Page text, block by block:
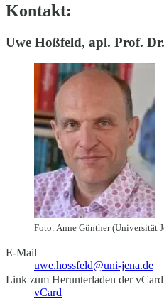
Kontakt:
Uwe Hoßfeld, apl. Prof. Dr.
Foto: Anne Günther (Universität
E-Mail
uwe.hossfeld@uni-jena.de
Link zum Herunterladen der vCard
vCard